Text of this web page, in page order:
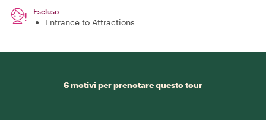
Escluso
Entrance to Attractions
6 motivi per prenotare questo tour